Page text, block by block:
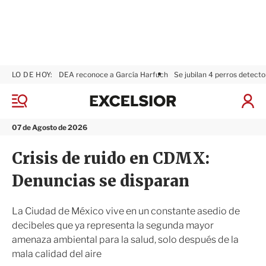
M
n
07 de Agosto de 2026
LO DE HOY: DEA reconoce a García Harfuch Se jubilan 4 perros
I
x
s
i
r
Crisis de ruido en CDMX:
Denuncias se disparan
La Ciudad de México vive en un constante asedio de
decibeles que ya representa la segunda mayor
amenaza ambiental para la salud, solo después de la
mala calidad del aire